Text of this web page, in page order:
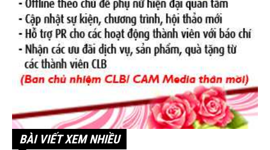
BÀI VIẾT XEM NHIỀU